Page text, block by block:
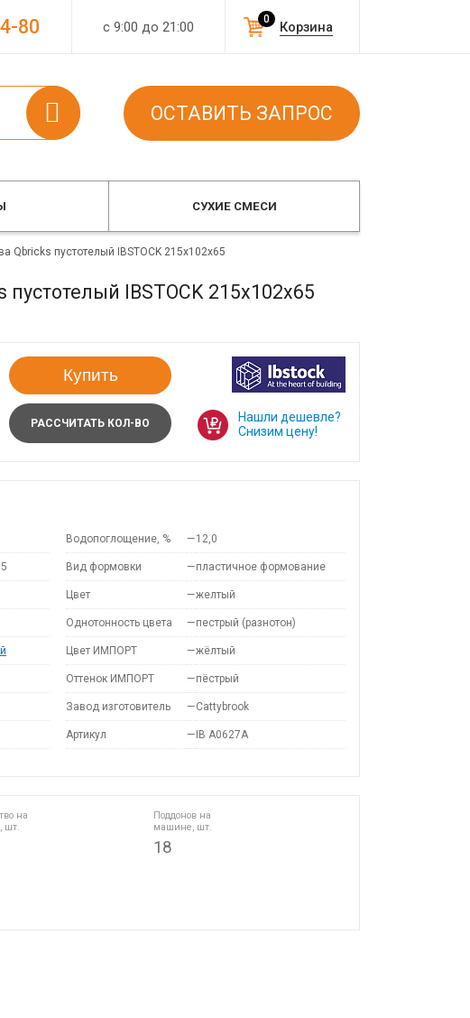
с 9:00 до 21:00 Корзина
0
80
ОСТАВИТЬ ЗАПРОС
СУХИЕ СМЕСИ
Qbricks пустотелый IBSTOCK 215x102x65
IBSTOCK 215x102x65
Купить
РАССЧИТАТЬ КОЛ-ВО
Нашли дешевле?
Снизим цену!
Водопоглощение, % —12,0
Вид формовки —пластичное формование
Цвет —желтый
Однотонность цвета —пестрый (разнотон)
Цвет ИМПОРТ —жёлтый
Оттенок ИМПОРТ —пёстрый
Завод изготовитель —Cattybrook
Артикул — IB A0627A
на
шт.
Поддонов на
машине, шт.
18